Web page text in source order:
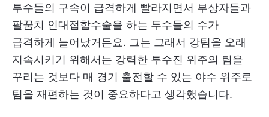
투수들의 구속이 급격하게 빨라지면서 부상자들과
팔꿈치 인대접합수술을 하는 투수들의 수가
급격하게 늘어났거든요. 그는 그래서 강팀을 오래
지속시키기 위해서는 강력한 투수진 위주의 팀을
꾸리는 것보다 매 경기 출전할 수 있는 야수 위주로
팀을 재편하는 것이 중요하다고 생각했습니다.